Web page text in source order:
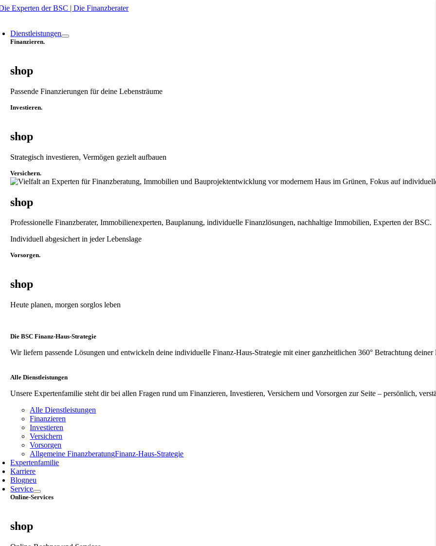
Zum
Dienstleistungen
Finanzieren.
shop
Passende Finanzierungen für deine Lebensträume
Investieren.
shop
Strategisch investieren, Vermögen gezielt aufbauen
Versichern.
shop
Professionelle Finanzberater, Immobilienexperten, Bauplanung, individuelle Finanzlösungen, nachhaltige Immobilien, Experten der BSC.
Individuell abgesichert in jeder Lebenslage
Vorsorgen.
shop
Heute planen, morgen sorglos leben
Die BSC Finanz-Haus-Strategie
Wir liefern passende Lösungen und entwickeln deine individuelle Finanz-Haus-Strategie mit einer ganzheitlichen 360° Betrachtung deiner
Alle Dienstleistungen
Unsere Expertenfamilie steht dir bei allen Fragen rund um Finanzieren, Investieren, Versichern und Vorsorgen zur Seite – persönlich,
Alle Dienstleistungen
Finanzieren
Investieren
Versichern
Vorsorgen
Allgemeine FinanzberatungFinanz‑Haus‑Strategie
Expertenfamilie
Karriere
Blogneu
Service
Online-Services
shop